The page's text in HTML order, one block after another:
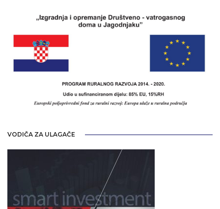
VODIČA ZA ULAGAČE